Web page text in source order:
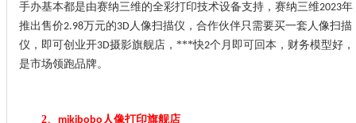
手办基本都是由赛纳三维的全彩打印技术设备支持，赛纳三维2023年
推出售价2.98万元的3D人像扫描仪，合作伙伴只需要买一套人像扫描
仪，即可创业开3D摄影旗舰店，***快2个月即可回本，财务模型好，
是市场领跑品牌。
2、 mikibobo 人像打印旗舰店